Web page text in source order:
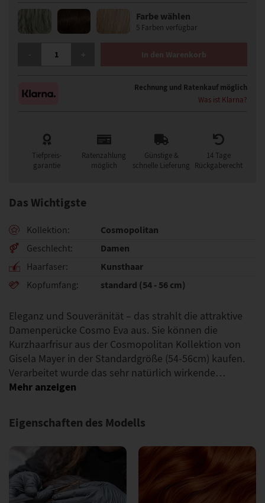
Farbe wählen
5 Farben verfügbar
In den Warenkorb
Rechnung und Ratenkauf möglich
Was ist Klarna?
Tiefpreis-
garantie
Ratenzahlung
möglich
Günstige &
schnelle Lieferung
14 Tage
Rückgaberecht
Das Wichtigste
Kollektion Cosmopolitan
Geschlecht Damen
Haarfaser Kunsthaar
Kopfumfang standard (54 - 56 cm)
Eleganz und Souveränität – das strahlt die attraktive
Damenperücke Cosmo Eva aus. Sie können die
Kurzhaarfrisur aus der Cosmopolitan Kollektion von
Gisela Mayer in der Standardgröße (54-56cm) kaufen.
Verarbeitet wurde das sehr natürlich wirkende…
Eigenschaften des Modells